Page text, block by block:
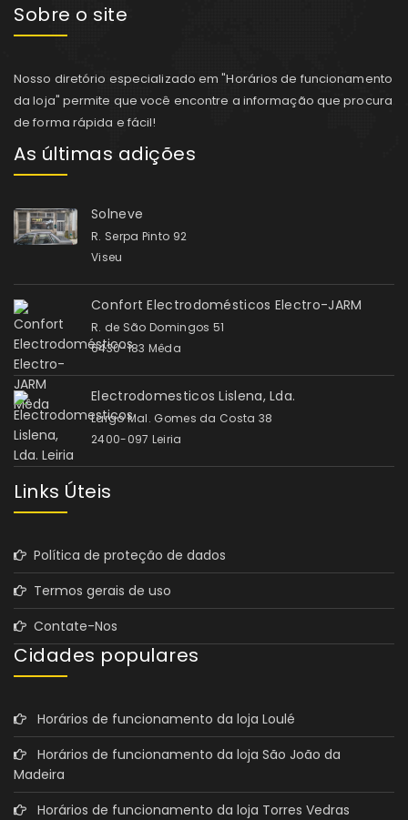
Sobre o site
Nosso diretório especializado em "Horários de funcionamento
da loja" permite que você encontre a informação que procura
de forma rápida e fácil!
As últimas adições
Solneve
R. Serpa Pinto 92
Viseu
Confort Electrodomésticos Electro-JARM
R. de São Domingos 51
6430-183 Mêda
Electrodomesticos Lislena, Lda.
Largo Mal. Gomes da Costa 38
2400-097 Leiria
Links Úteis
Política de proteção de dados
Termos gerais de uso
Contate-Nos
Cidades populares
Horários de funcionamento da loja Loulé
Horários de funcionamento da loja São João da
Madeira
Horários de funcionamento da loja Torres Vedras